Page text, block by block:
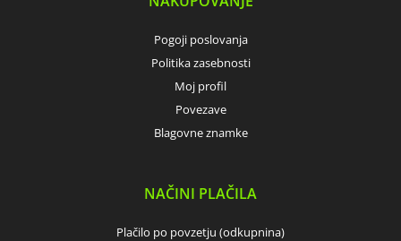
Pogoji poslovanja
Politika zasebnosti
Moj profil
Povezave
Blagovne znamke
NAČINI PLAČILA
Plačilo po povzetju (odkupnina)